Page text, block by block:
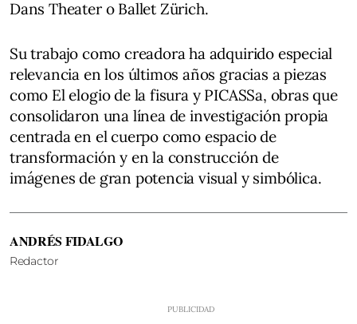
Dans Theater o Ballet Zürich.
Su trabajo como creadora ha adquirido especial
relevancia en los últimos años gracias a piezas
como El elogio de la fisura y PICASSa, obras que
consolidaron una línea de investigación propia
centrada en el cuerpo como espacio de
transformación y en la construcción de
imágenes de gran potencia visual y simbólica.
ANDRÉS FIDALGO
Redactor